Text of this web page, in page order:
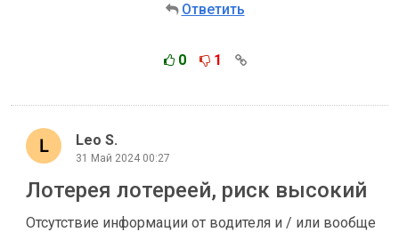
Ответить
0 1
Leo S.
31 Май 2024 00:27
Лотерея лотереей, риск высокий
Отсутствие информации от водителя и / или вообще